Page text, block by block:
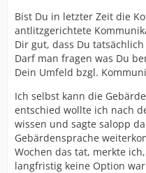
Bist Du in letzter Zeit die
antlitzgerichtete
Dir gut, dass Du
Darf man fragen was Du
Dein Umfeld bzgl.
Ich selbst kann die
entschied wollte ich nach
wissen und sagte salopp
Gebärdensprache
Wochen das tat, merkte
langfristig keine Option